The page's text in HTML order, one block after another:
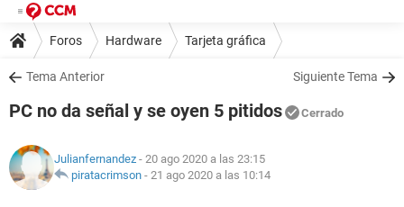
Foros Hardware Tarjeta gráfica
Tema Anterior Siguiente Tema
PC no da señal y se oyen 5 pitidos Cerrado
Julianfernandez - 20 ago 2020 a las 23:15
piratacrimson - 21 ago 2020 a las 10:14